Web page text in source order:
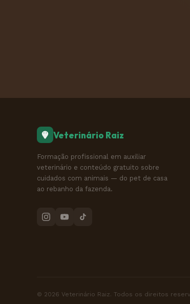
Veterinário Raiz
Formação profissional em auxiliar
veterinário e conteúdo gratuito sobre
cuidados com animais — do pet de casa
ao rebanho da fazenda.
© 2026 Veterinário Raiz. Todos os direitos